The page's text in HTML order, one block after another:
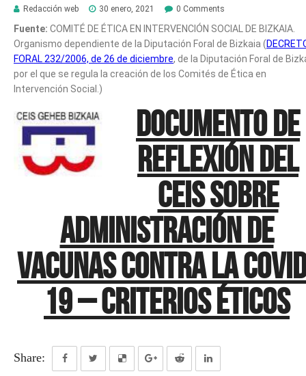
Redacción web 30 enero, 2021 0 Comments
Fuente: COMITÉ DE ÉTICA EN INTERVENCIÓN SOCIAL DE BIZKAIA.
Organismo dependiente de la Diputación Foral de Bizkaia (
FORAL 232/2006, de 26 de diciembre, de la Diputación Foral de
por el que se regula la creación de los Comités de Ética en
Intervención Social.)
Documento de
reflexión del
CEIS sobre
administración de
vacunas contra la
19 – criterios éticos
Share: